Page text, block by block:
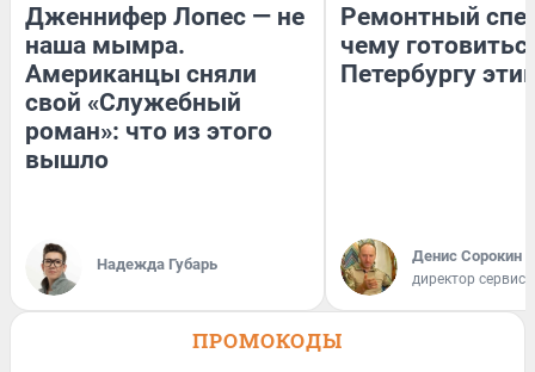
Дженнифер Лопес — не
наша мымра.
Американцы сняли
свой «Служебный
роман»: что из этого
вышло
Надежда Губарь
Ремонтный
чему
Петербургу
Денис Сорокин
директор
ПРОМОКОДЫ